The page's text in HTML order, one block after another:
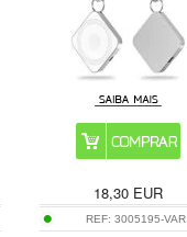
18,30EUR
REF:3005195-VAR